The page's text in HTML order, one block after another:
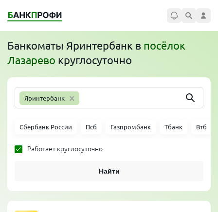
Банкоматы Яринтербанк в посёлок
Лазарево круглосуточно
Яринтербанк ×
Сбербанк России Псб Газпромбанк Тбанк Втб
Работает круглосуточно
Найти